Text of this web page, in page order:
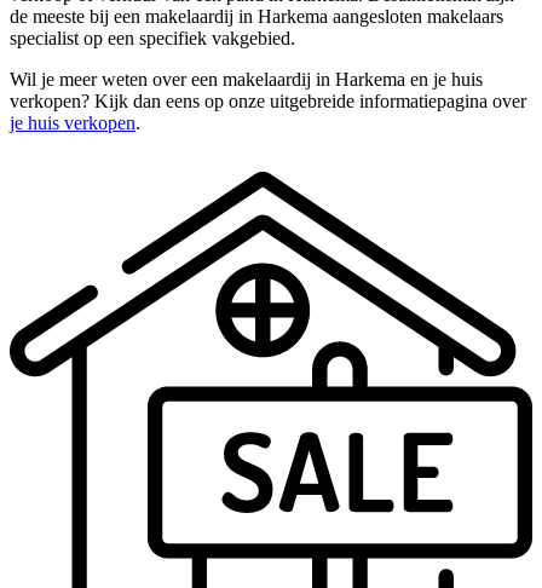
de meeste bij een makelaardij in Harkema aangesloten makelaars
specialist op een specifiek vakgebied.
Wil je meer weten over een makelaardij in Harkema en je huis
verkopen? Kijk dan eens op onze uitgebreide informatiepagina over
je huis verkopen.